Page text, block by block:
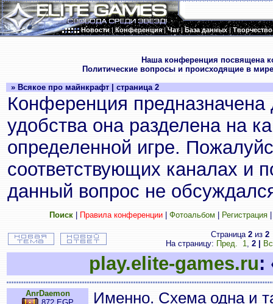
Новости|Конференция|Чат|База данных|Творчество
Наша конференция посвящена
Политические вопросы и происходящие в
» Всякое про майнкрафт | страница 2
Конференция
удобства она разделена на
определенной игре.
соответствующих каналах и
данный вопрос не
Поиск| Правила конференции| Фотоальбом Регистрация
Страница 2из 2
На страницу: Пред. 1, 2
play.elite-games.ru:
AnrDaemon
Именно. Схема одна и